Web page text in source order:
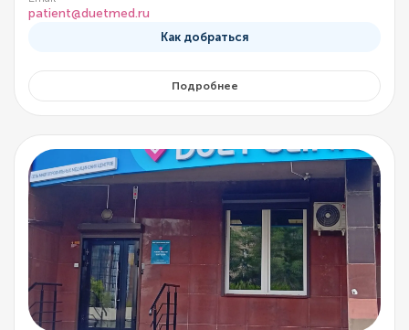
patient@duetmed.ru
Как добраться
Подробнее